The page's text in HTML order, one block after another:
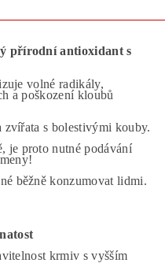
přírodní antioxidant s
volné radikály,
a poškození kloubů
zvířata s bolestivými kouby.
je proto nutné podávání
běžně konzumovat lidmi.
krmiv s vyšším